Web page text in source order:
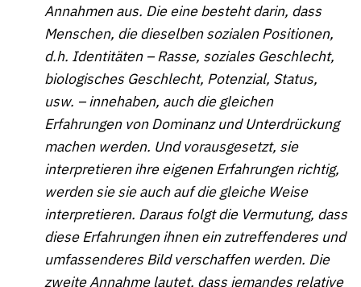
Annahmen aus. Die eine besteht darin, dass
Menschen, die dieselben sozialen Positionen,
d.h. Identitäten – Rasse, soziales Geschlecht,
biologisches Geschlecht, Potenzial, Status,
usw. – innehaben, auch die gleichen
Erfahrungen von Dominanz und Unterdrückung
machen werden. Und vorausgesetzt, sie
interpretieren ihre eigenen Erfahrungen richtig,
werden sie sie auch auf die gleiche Weise
interpretieren. Daraus folgt die Vermutung, dass
diese Erfahrungen ihnen ein zutreffenderes und
umfassenderes Bild verschaffen werden. Die
zweite Annahme lautet, dass jemandes relative